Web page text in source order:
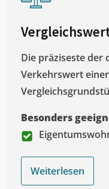
Die präziseste
Verkehrswert
Besonders
Weiterlesen